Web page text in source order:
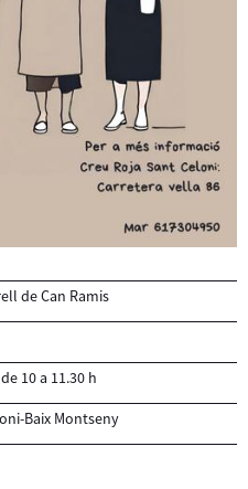
de Can Ramis
10 a 11.30 h
Baix Montseny